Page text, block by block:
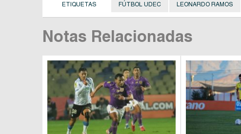
ETIQUETAS FÚTBOL UDEC LEONARDO RAMOS
Notas Relacionadas